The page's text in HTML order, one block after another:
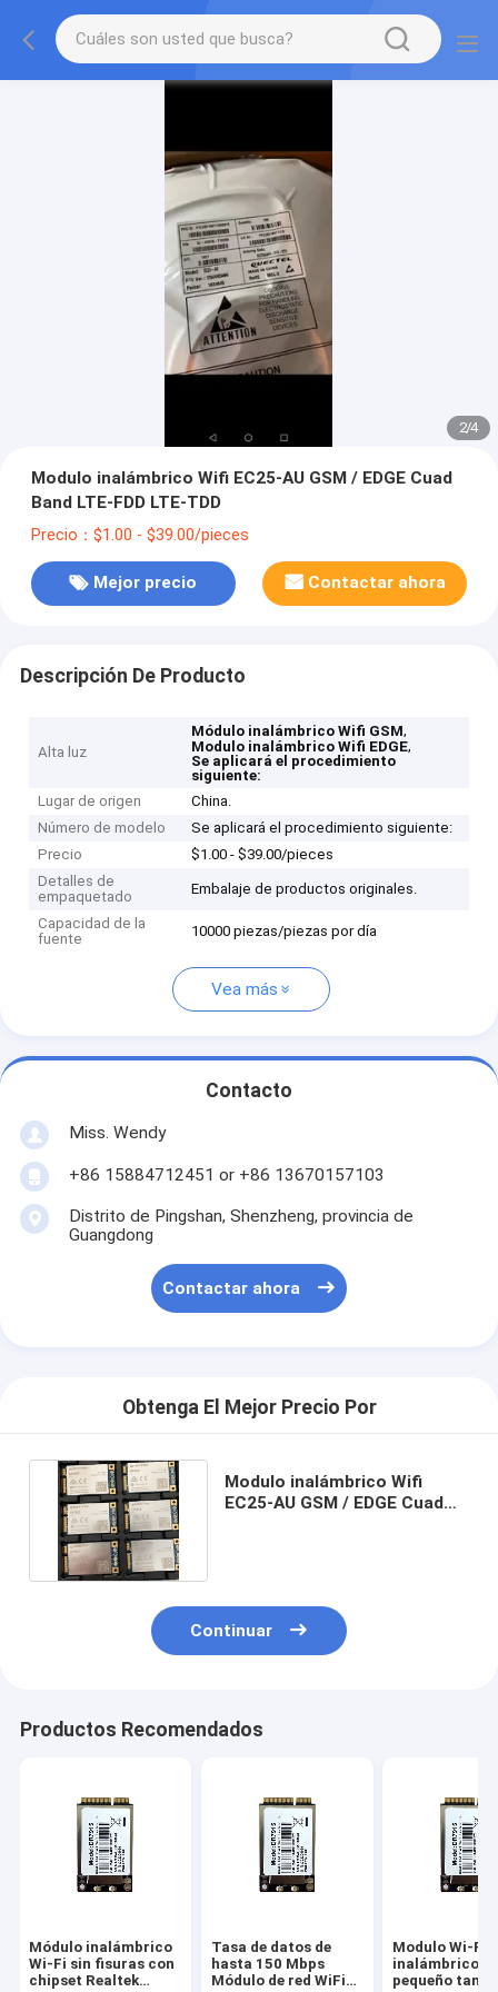
2/4
Modulo inalámbrico Wifi EC25-AU GSM / EDGE Cuad
Band LTE-FDD LTE-TDD
Precio：$1.00 - $39.00/pieces
Mejor precio Contactar ahora
Descripción De Producto
Alta luz
Módulo inalámbrico Wifi GSM,
Modulo inalámbrico Wifi EDGE,
Se aplicará el procedimiento
siguiente:
Lugar de origen
China.
Número de modelo
Se aplicará el procedimiento siguiente:
Precio
$1.00 - $39.00/pieces
Detalles de
empaquetado
Embalaje de productos originales.
Capacidad de la
fuente
10000 piezas/piezas por día
Vea más
Contacto
Miss. Wendy
+86 15884712451 or +86 13670157103
Distrito de Pingshan, Shenzheng, provincia de
Guangdong
Contactar ahora
Obtenga El Mejor Precio Por
Modulo inalámbrico Wifi
EC25-AU GSM / EDGE Cuad
Continuar
Productos Recomendados
Módulo inalámbrico
Wi-Fi sin fisuras con
chipset Realtek
Tasa de datos de
hasta 150 Mbps
Módulo de red WiFi
Modulo Wi-Fi
inalámbrico
pequeño